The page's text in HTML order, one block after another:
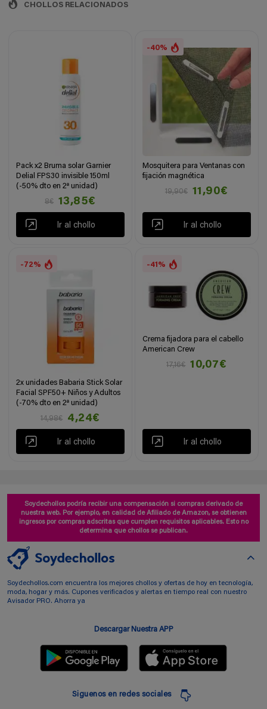
CHOLLOS RELACIONADOS
Pack x2 Bruma solar Garnier
Delial FPS30 invisible 150ml
(-50% dto en 2ª unidad)
8€
13,85€
Ir al chollo
-40%
Mosquitera para Ventanas con
fijación magnética
19,90€
11,90€
Ir al chollo
-72%
2x unidades Babaria Stick Solar
Facial SPF50+ Niños y Adultos
(-70% dto en 2ª unidad)
14,98€
4,24€
Ir al chollo
-41%
Crema fijadora para el cabello
American Crew
17,16€
10,07€
Ir al chollo
Soydechollos podría recibir una compensación si compras derivado de
nuestra web. Por ejemplo, en calidad de Afiliado de Amazon, se obtienen
ingresos por compras adscritas que cumplen requisitos aplicables. Esto no
determina que chollos se publican.
Soydechollos.com encuentra los mejores chollos y ofertas de hoy en tecnología,
moda, hogar y más. Cupones verificados y alertas en tiempo real con nuestro
Avisador PRO. Ahorra ya
Descargar Nuestra APP
Siguenos en redes sociales